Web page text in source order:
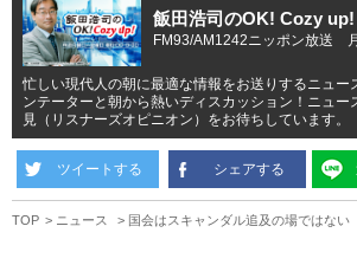
飯田浩司のOK! Cozy up!
FM93/AM1242ニッポン放送
忙しい現代人の朝に最適な情報をお送りするニュー
ンテーターと朝から熱いディスカッション！ニュー
見（リスナーズオピニオン）をお待ちしています。
ツイートする シェアする
TOP ニュース 国会はスキャンダル追及の場ではな